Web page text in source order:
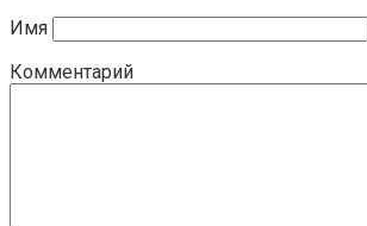
Имя
Комментарий